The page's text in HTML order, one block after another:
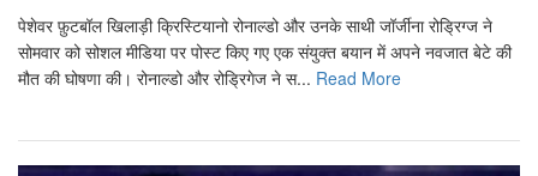
पेशेवर फ़ुटबॉल खिलाड़ी क्रिस्टियानो रोनाल्डो और उनके साथी जॉर्जीना रोड्रिग्ज ने
सोमवार को सोशल मीडिया पर पोस्ट किए गए एक संयुक्त बयान में अपने नवजात बेटे की
मौत की घोषणा की। रोनाल्डो और रोड्रिगेज ने स... Read More